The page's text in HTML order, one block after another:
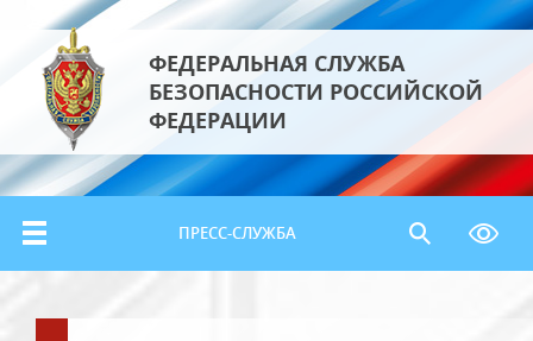
ФЕДЕРАЛЬНАЯ СЛУЖБА
БЕЗОПАСНОСТИ РОССИЙСКОЙ
ФЕДЕРАЦИИ
ПРЕСС-СЛУЖБА